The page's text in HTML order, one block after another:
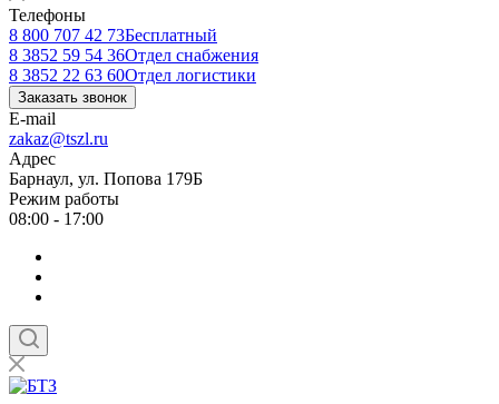
Телефоны
8 800 707 42 73Бесплатный
8 3852 59 54 36Отдел снабжения
8 3852 22 63 60Отдел логистики
Заказать звонок
E-mail
zakaz@tszl.ru
Адрес
Барнаул, ул. Попова 179Б
Режим работы
08:00 - 17:00